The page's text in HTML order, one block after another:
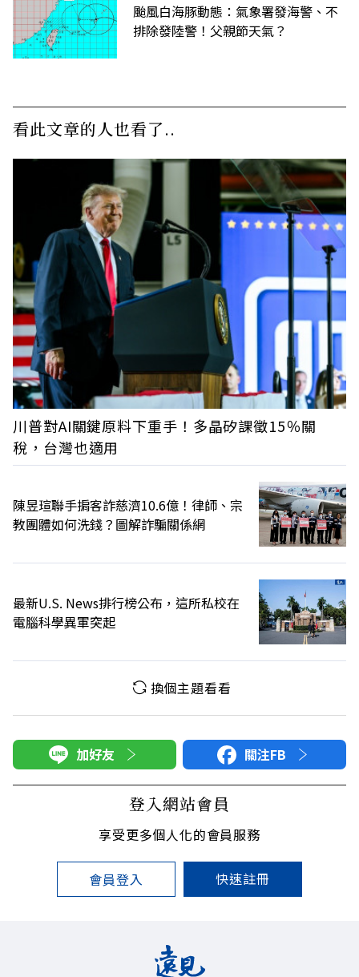
颱風白海豚動態：氣象署發海警、不
排除發陸警！父親節天氣？
看此文章的人也看了..
川普對AI關鍵原料下重手！多晶矽課徵15％關
稅，台灣也適用
陳昱瑄聯手掮客詐慈濟10.6億！律師、宗
教團體如何洗錢？圖解詐騙關係網
最新U.S. News排行榜公布，這所私校在
電腦科學異軍突起
換個主題看看
加好友 關注FB
登入網站會員
享受更多個人化的會員服務
會員登入 快速註冊